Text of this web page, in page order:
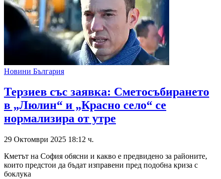
Новини България
Терзиев със заявка: Сметосъбирането
в „Люлин“ и „Красно село“ се
нормализира от утре
29 Октомври 2025 18:12 ч.
Кметът на София обясни и какво е предвидено за районите,
които предстои да бъдат изправени пред подобна криза с
боклука